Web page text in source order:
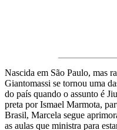
Nascida em São Paulo, mas
Giantomassi se tornou uma
do país quando o assunto é
preta por Ismael Marmota,
Brasil, Marcela segue
as aulas que ministra para